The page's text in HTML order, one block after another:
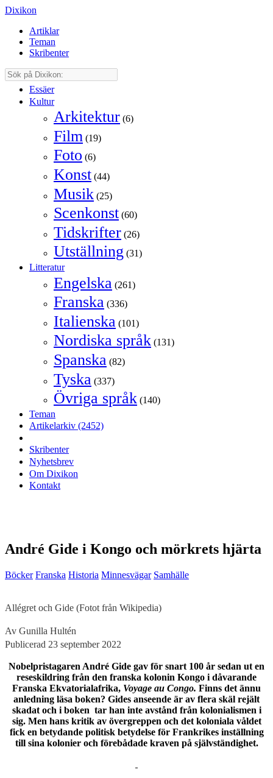
Dixikon
Artiklar
Teman
Skribenter
Essäer
Kultur
Arkitektur (6)
Film (19)
Foto (6)
Konst (44)
Musik (25)
Scenkonst (60)
Tidskrifter (26)
Utställning (31)
Litteratur
Engelska (261)
Franska (336)
Italienska (101)
Nordiska språk (131)
Spanska (82)
Tyska (337)
Övriga språk (140)
Teman
Artikelarkiv (2452)
Skribenter
Nyhetsbrev
Om Dixikon
Kontakt
André Gide i Kongo och mörkrets hjärta
Böcker Franska Historia Minnesvägar Samhälle
Allégret och Gide (Fotot från Wikipedia)
Av Gunilla Hultén
Publicerad 23 september 2022
Nobelpristagaren André Gide gav för snart 100 år sedan ut en
reseskildring från den franska kolonin Kongo i dåvarande
Franska Ekvatorialafrika, Voyage au Congo. Finns det ännu
anledning läsa boken? Gides anseende är av flera skäl rejält
skadat och i boken tar han inte avstånd från kolonialismen i
sig. Men hans kritik av övergreppen och det koloniala våldet
fick en betydande politisk betydelse för Frankrikes inställning
till sina kolonier och förebådade kraven på självständighet.